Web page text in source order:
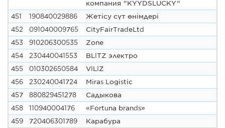
компания "KYYDSLUCKY"
451
190840029886
Жетісу сүт өнімдері
452
091040009765
CityFairTradeLtd
453
910206300535
Zone
454
230440041553
BLITZ электро
455
010302650584
VILIZ
456
230240041724
Miras Logistic
457
880829451278
Садыкова
458
110940004176
«Fortuna brands»
459
720406301789
Карабура